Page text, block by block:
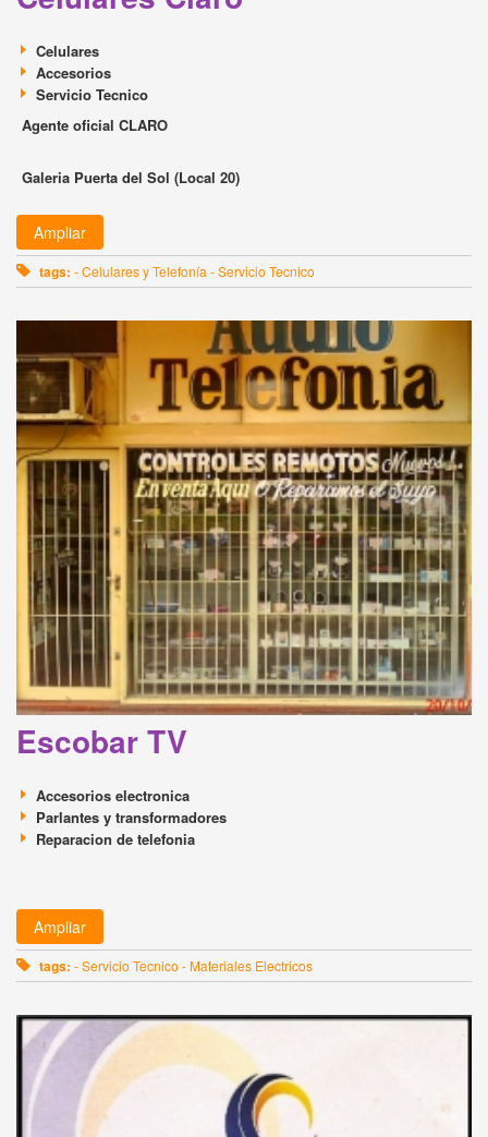
Celulares
Accesorios
Servicio Tecnico
Agente oficial CLARO
Galeria Puerta del Sol (Local 20)
Ampliar
tags: - Celulares y Telefonía - Servicio Tecnico
Escobar TV
Accesorios electronica
Parlantes y transformadores
Reparacion de telefonia
Ampliar
tags: - Servicio Tecnico - Materiales Electricos